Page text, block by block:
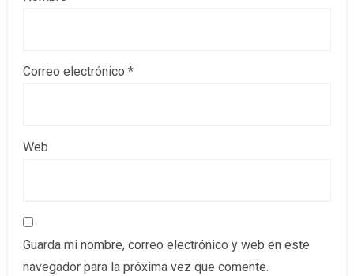
Correo electrónico *
Web
Guarda mi nombre, correo electrónico y web en este
navegador para la próxima vez que comente.